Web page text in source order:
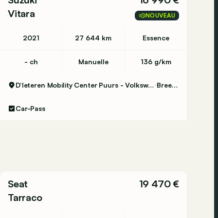
Vitara
NOUVEAU
2021 27 644 km Essence
- ch Manuelle 136 g/km
D’Ieteren Mobility Center Puurs - Volkswagen & Commercial Vehicles Breendonk
Car-Pass
Seat
Tarraco
19 470 €